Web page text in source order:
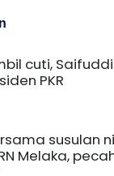
cuti,
PKR
susulan
Melaka,